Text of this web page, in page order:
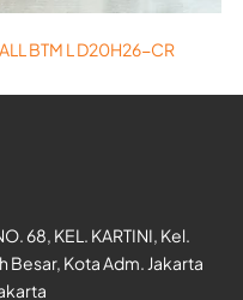
BTM L D20H26-CR
68, KEL. KARTINI, Kel.
Besar, Kota Adm. Jakarta